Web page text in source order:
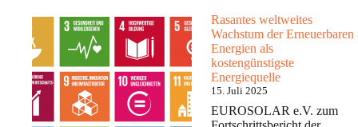
Stadtwerke-
Konferenz:
Energiezukunft
kommunal
gestalten
Rasantes weltweites
Wachstum der Erneuerbaren
Energien als
kostengünstigste
Energiequelle
15. Juli 2025
EUROSOLAR e.V. zum